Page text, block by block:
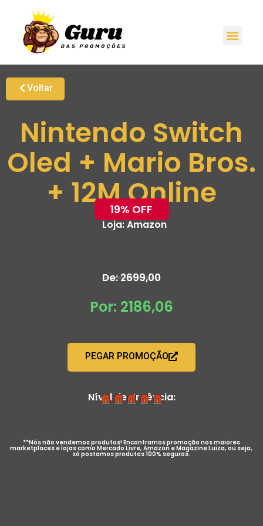
Voltar
Nintendo Switch
Oled + Mario Bros.
+ 12M Online
19% OFF
Loja:Amazon
De: 2699,00
Por: 2186,06
PEGAR PROMOÇÃO
Nível de Urgência:
**Nós não vendemos produtos! Encontramos promoção nos maiores
marketplaces e lojas como Mercado Livre, Amazon e Magazine Luiza, ou seja,
só postamos produtos 100% seguros.